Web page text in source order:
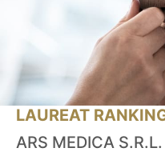
LAUREAT
ARS MEDICA S.R.L.